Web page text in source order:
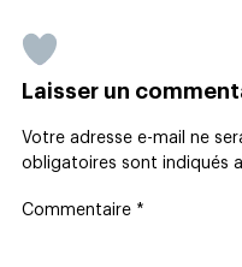
Laisser un
Votre adresse e-mail ne
obligatoires sont indiqués
Commentaire *